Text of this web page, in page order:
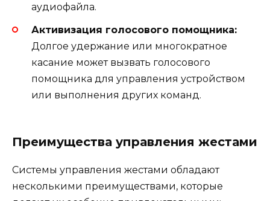
аудиофайла.
Активизация голосового помощника:
Долгое удержание или многократное
касание может вызвать голосового
помощника для управления устройством
или выполнения других команд.
Преимущества управления жестами
Системы управления жестами обладают
несколькими преимуществами, которые